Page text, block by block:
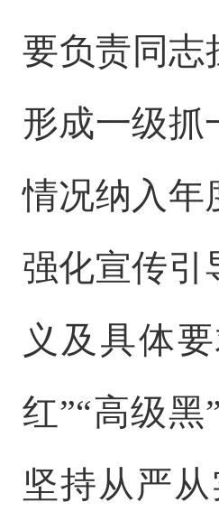
要负责同志
形成一级抓
情况纳入年
强化宣传引
义及具体
红”“高级
坚持从严